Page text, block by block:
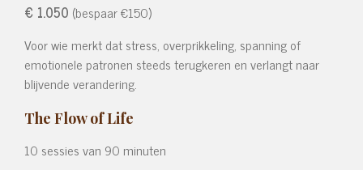
€ 1.050 (bespaar €150)
Voor wie merkt dat stress, overprikkeling, spanning of
emotionele patronen steeds terugkeren en verlangt naar
blijvende verandering.
The Flow of Life
10 sessies van 90 minuten